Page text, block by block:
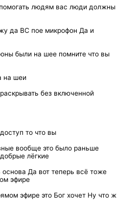
людям вас люди должны
да ВС пое микрофон Да и
были на шее помните что вы
на шеи
без включенной
то что вы
вообще это было раньше
лёгкие
основа Да вот теперь всё тоже
эфире
эфире это Бог хочет Ну что ж